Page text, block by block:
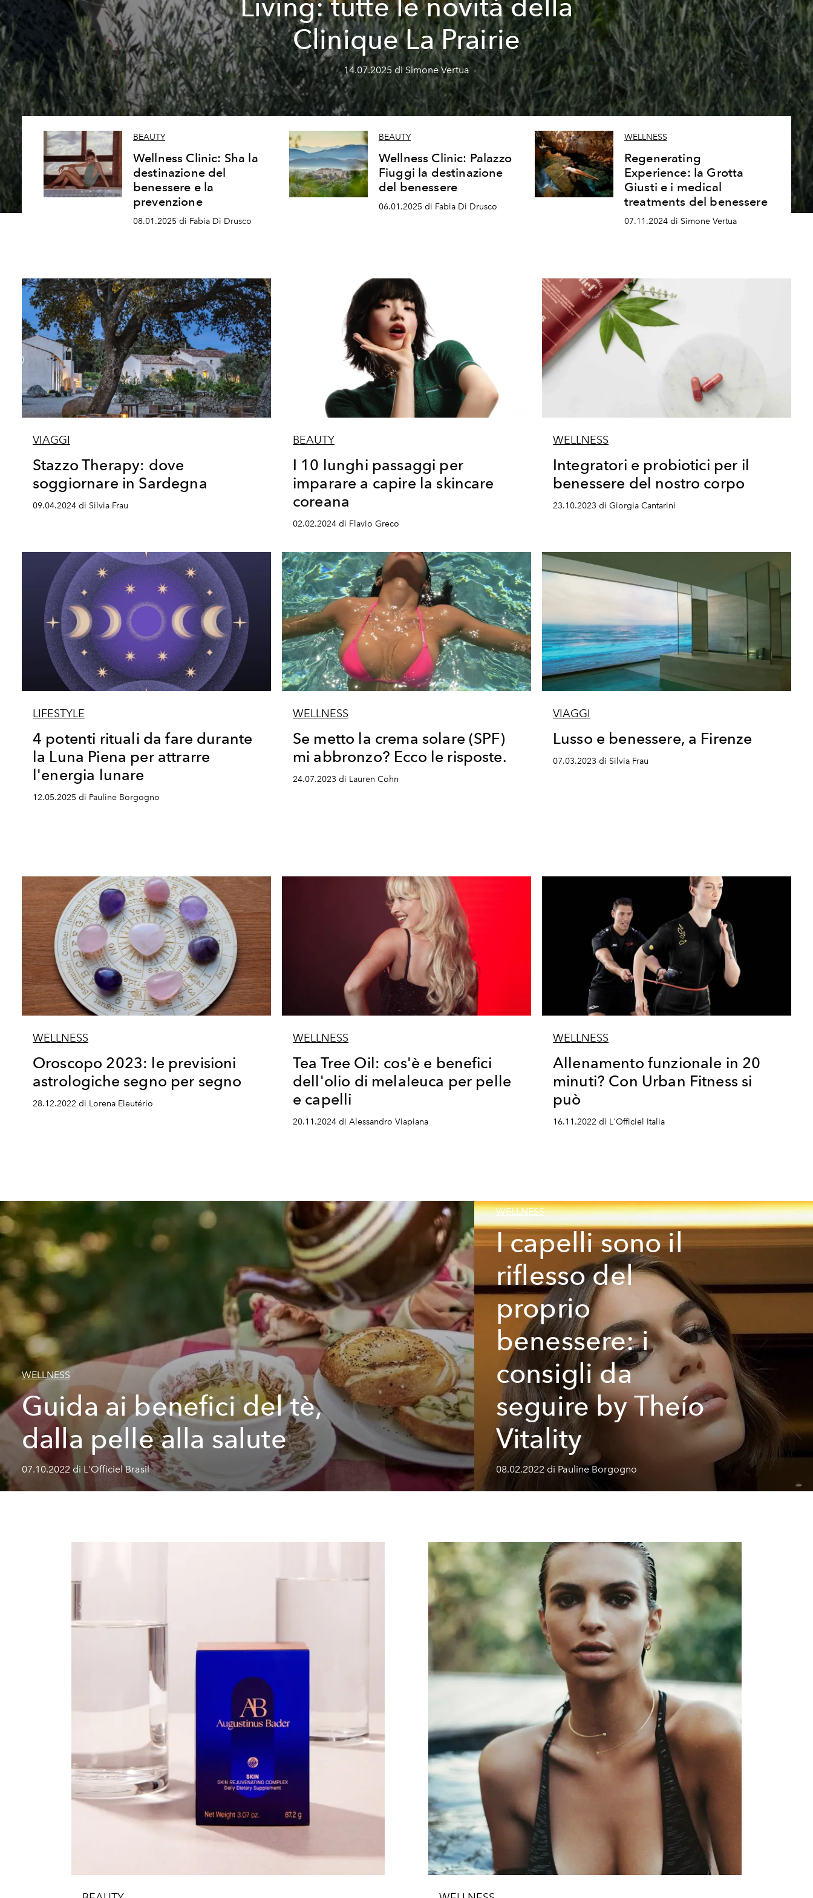
Living: tutte le novità della
Clinique La Prairie
14.07.2025 di Simone Vertua
BEAUTY
Wellness Clinic: Sha la
destinazione del
benessere e la
prevenzione
08.01.2025 di Fabia Di Drusco
BEAUTY
Wellness Clinic: Palazzo
Fiuggi la destinazione
del benessere
06.01.2025 di Fabia Di Drusco
WELLNESS
Regenerating
Experience: la Grotta
Giusti e i medical
treatments del benessere
07.11.2024 di Simone Vertua
VIAGGI
Stazzo Therapy: dove
soggiornare in Sardegna
09.04.2024 di Silvia Frau
BEAUTY
I 10 lunghi passaggi per
imparare a capire la skincare
coreana
02.02.2024 di Flavio Greco
WELLNESS
Integratori e probiotici per il
benessere del nostro corpo
23.10.2023 di Giorgia Cantarini
LIFESTYLE
4 potenti rituali da fare durante
la Luna Piena per attrarre
l'energia lunare
12.05.2025 di Pauline Borgogno
WELLNESS
Se metto la crema solare (SPF)
mi abbronzo? Ecco le risposte.
24.07.2023 di Lauren Cohn
VIAGGI
Lusso e benessere, a Firenze
07.03.2023 di Silvia Frau
WELLNESS
Oroscopo 2023: le previsioni
astrologiche segno per segno
28.12.2022 di Lorena Eleutério
WELLNESS
Tea Tree Oil: cos'è e benefici
dell'olio di melaleuca per pelle
e capelli
20.11.2024 di Alessandro Viapiana
WELLNESS
Allenamento funzionale in 20
minuti? Con Urban Fitness si
può
16.11.2022 di L'Officiel Italia
WELLNESS
Guida ai benefici del tè,
dalla pelle alla salute
07.10.2022 di L'Officiel Brasil
WELLNESS
I capelli sono il
riflesso del
proprio
benessere: i
consigli da
seguire by Theío
Vitality
08.02.2022 di Pauline Borgogno